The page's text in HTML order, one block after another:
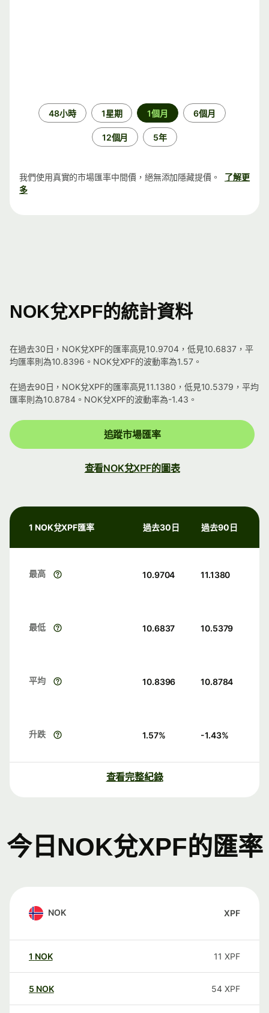
48小時 1星期 1個月 6個月
12個月 5年
我們使用真實的市場匯率中間價，絕無添加隱藏提價。
了解更
多
NOK兌XPF的統計資料
在過去30日，NOK兌XPF的匯率高見10.9704，低見10.6837，平
均匯率則為10.8396。NOK兌XPF的波動率為1.57。
在過去90日，NOK兌XPF的匯率高見11.1380，低見10.5379，平均
匯率則為10.8784。NOK兌XPF的波動率為-1.43。
追蹤市場匯率
查看NOK兌XPF的圖表
1 NOK兌XPF匯率 過去30日 過去90日
最高 10.9704 11.1380
最低 10.6837 10.5379
平均 10.8396 10.8784
升跌 1.57% -1.43%
查看完整紀錄
今日NOK兌XPF的匯率
NOK XPF
1 NOK 11 XPF
5 NOK 54 XPF